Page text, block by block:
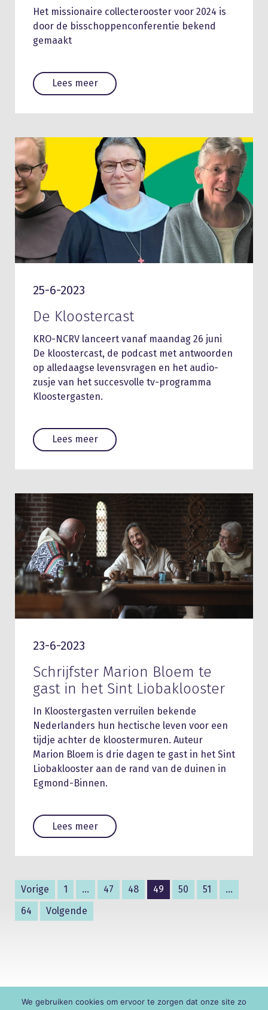
Het missionaire collecterooster voor 2024 is
door de bisschoppenconferentie bekend
gemaakt
Lees meer
25-6-2023
De Kloostercast
KRO-NCRV lanceert vanaf maandag 26 juni
De kloostercast, de podcast met antwoorden
op alledaagse levensvragen en het audio-
zusje van het succesvolle tv-programma
Kloostergasten.
Lees meer
23-6-2023
Schrijfster Marion Bloem te
gast in het Sint Liobaklooster
In Kloostergasten verruilen bekende
Nederlanders hun hectische leven voor een
tijdje achter de kloostermuren. Auteur
Marion Bloem is drie dagen te gast in het Sint
Liobaklooster aan de rand van de duinen in
Egmond-Binnen.
Lees meer
Vorige 1 … 47 48 49 50 51
…
64
Volgende
© KNR
We gebruiken cookies om ervoor te zorgen dat onze site zo